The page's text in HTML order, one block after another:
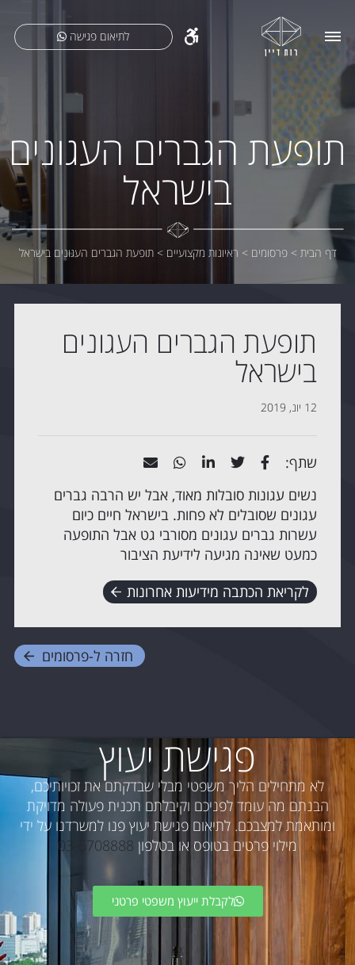
לתיאום פגישה
תופעת הגברים העגונים
בישראל
דף הבית >פרסומים > ראיונות מקצועיים >תופעת הגברים העגונים בישראל
תופעת הגברים העגונים
בישראל
12 יונ, 2019
שתף:
נשים עגונות סובלות מאוד, אבל יש הרבה גברים
עגונים שסובלים לא פחות. בישראל חיים כיום
עשרות גברים עגונים מסורבי גט אבל התופעה
כמעט שאינה מגיעה לידיעת הציבור
לקריאת הכתבה מידיעות אחרונות
חזרה ל-פרסומים
פגישת יעוץ
לא מתחילים הליך משפטי מבלי שבדקתם את זכויותיכם,
הבנתם מה עומד לפניכם וקיבלתם תכנית פעולה מדויקת
ומותאמת למצבכם. לתיאום פגישת יעוץ פנו למשרדנו על ידי
מילוי פרטים בטופס או בטלפון 03-6708888
לקבלת ייעוץ משפטי פרטני